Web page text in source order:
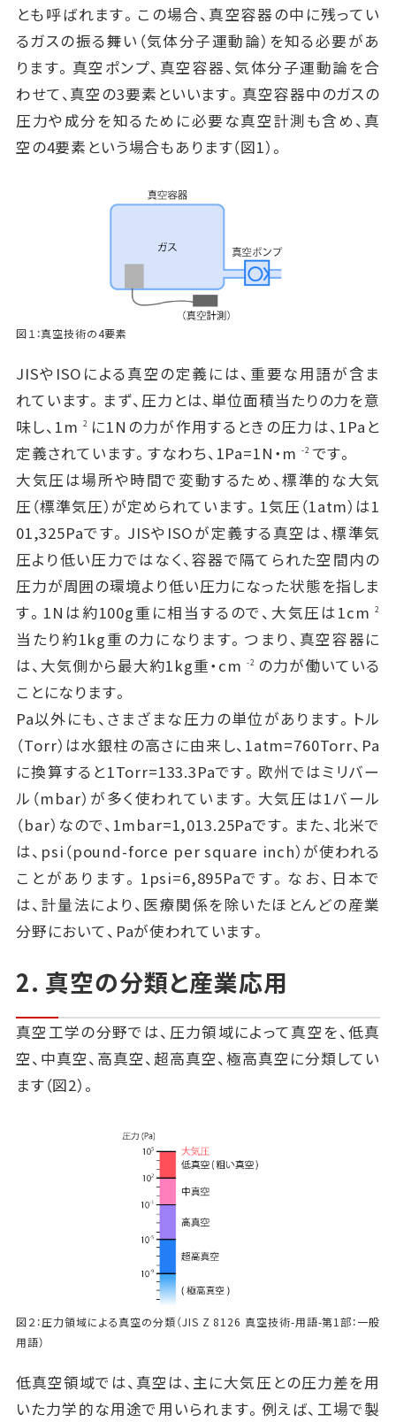
とも呼ばれます。この場合、真空容器の中に残ってい
るガスの振る舞い（気体分子運動論）を知る必要があ
ります。真空ポンプ、真空容器、気体分子運動論を合
わせて、真空の3要素といいます。真空容器中のガスの
圧力や成分を知るために必要な真空計測も含め、真
空の4要素という場合もあります（図1）。
図１：真空技術の4要素
JISやISOによる真空の定義には、重要な用語が含ま
れています。まず、圧力とは、単位面積当たりの力を意
味し、1m 2 に1Nの力が作用するときの圧力は、1Paと
定義されています。すなわち、1Pa=1N・m-2 です。
大気圧は場所や時間で変動するため、標準的な大気
圧（標準気圧）が定められています。1気圧（1atm）は1
01,325Paです。JISやISOが定義する真空は、標準気
圧より低い圧力ではなく、容器で隔てられた空間内の
圧力が周囲の環境より低い圧力になった状態を指しま
す。1Nは約100g重に相当するので、大気圧は1cm2
当たり約1kg重の力になります。つまり、真空容器に
は、大気側から最大約1kg重・cm-2 の力が働いている
ことになります。
Pa以外にも、さまざまな圧力の単位があります。トル
（Torr）は水銀柱の高さに由来し、1atm=760Torr、Pa
に換算すると1Torr=133.3Paです。欧州ではミリバー
ル（mbar）が多く使われています。大気圧は1バール
（bar）なので、1mbar=1,013.25Paです。また、北米で
は、psi（pound-force per square inch）が使われる
ことがあります。1psi=6,895Paです。なお、日本で
は、計量法により、医療関係を除いたほとんどの産業
分野において、Paが使われています。
2. 真空の分類と産業応用
真空工学の分野では、圧力領域によって真空を、低真
空、中真空、高真空、超高真空、極高真空に分類してい
ます（図2）。
図２：圧力領域による真空の分類（JIS Z 8126 真空技術-用語-第1部：一般
用語）
低真空領域では、真空は、主に大気圧との圧力差を用
いた力学的な用途で用いられます。例えば、工場で製